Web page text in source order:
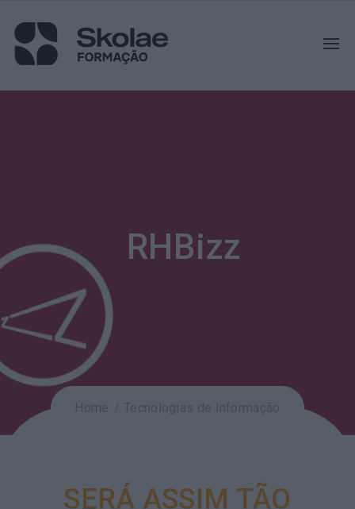
RHBizz
SERÁ ASSIM TÃO